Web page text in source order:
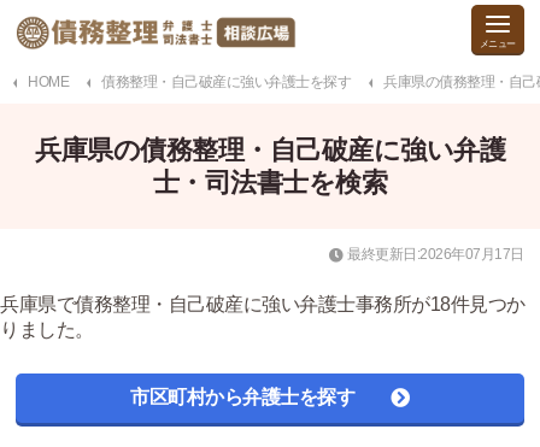
HOME 債務整理・自己破産に強い弁護士を探す 兵庫県の債務整理・自
兵庫県の債務整理・自己破産に強い弁護
士・司法書士を検索
最終更新日:2026年07月17日
兵庫県で債務整理・自己破産に強い弁護士事務所が18件見つか
りました。
市区町村から弁護士を探す